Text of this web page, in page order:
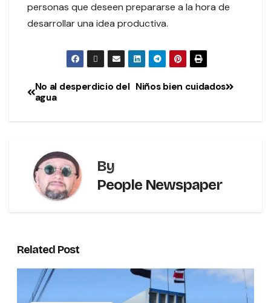
personas que deseen prepararse a la hora de
desarrollar una idea productiva.
Niños bien cuidados
No al desperdicio del
agua
By
People Newspaper
Related Post